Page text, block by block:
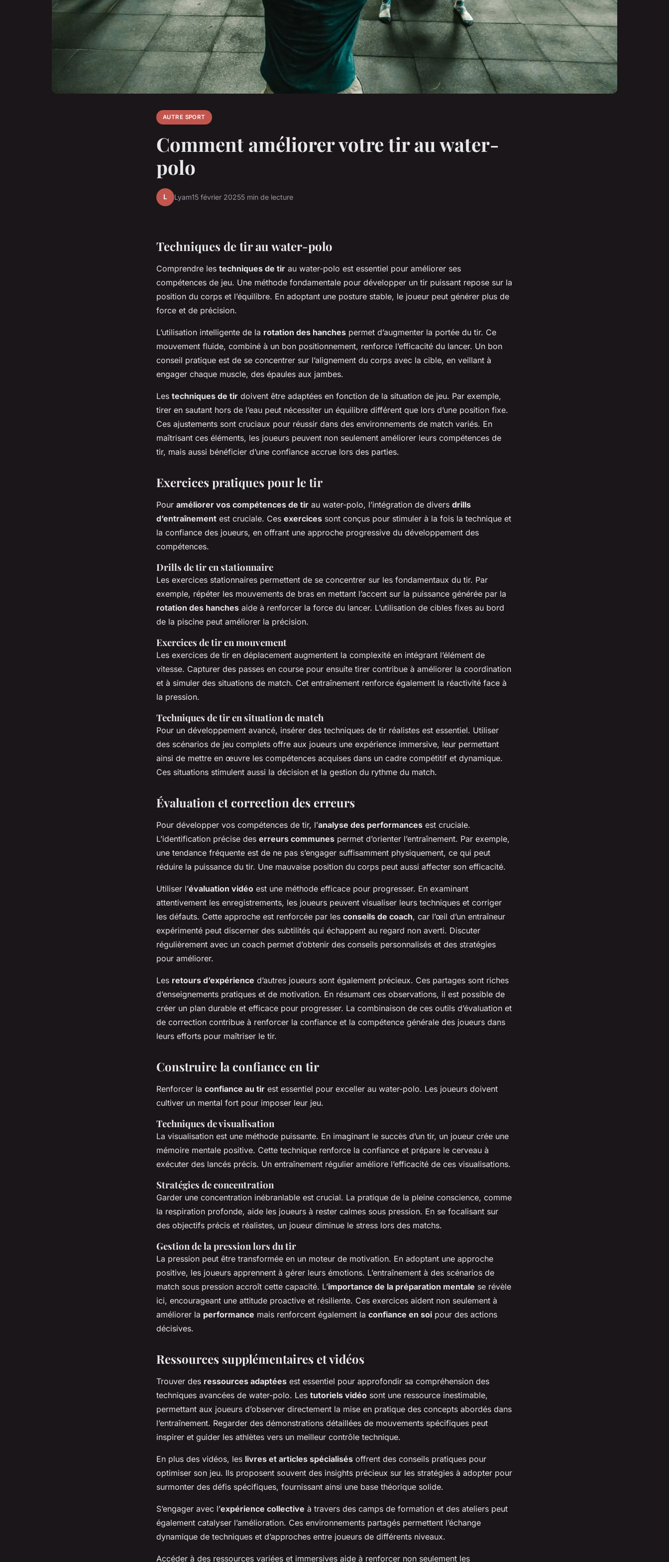
AUTRE SPORT
Comment améliorer votre tir au water-
polo
L Lyam15 février 20255 min de lecture
Techniques de tir au water-polo
Comprendre les techniques de tir au water-polo est essentiel pour améliorer ses
compétences de jeu. Une méthode fondamentale pour développer un tir puissant repose sur la
position du corps et l’équilibre. En adoptant une posture stable, le joueur peut générer plus de
force et de précision.
L’utilisation intelligente de la rotation des hanches permet d’augmenter la portée du tir. Ce
mouvement fluide, combiné à un bon positionnement, renforce l’efficacité du lancer. Un bon
conseil pratique est de se concentrer sur l’alignement du corps avec la cible, en veillant à
engager chaque muscle, des épaules aux jambes.
Les techniques de tir doivent être adaptées en fonction de la situation de jeu. Par exemple,
tirer en sautant hors de l’eau peut nécessiter un équilibre différent que lors d’une position fixe.
Ces ajustements sont cruciaux pour réussir dans des environnements de match variés. En
maîtrisant ces éléments, les joueurs peuvent non seulement améliorer leurs compétences de
tir, mais aussi bénéficier d’une confiance accrue lors des parties.
Exercices pratiques pour le tir
Pour améliorer vos compétences de tir au water-polo, l’intégration de divers drills
d’entraînement est cruciale. Ces exercices sont conçus pour stimuler à la fois la technique et
la confiance des joueurs, en offrant une approche progressive du développement des
compétences.
Drills de tir en stationnaire
Les exercices stationnaires permettent de se concentrer sur les fondamentaux du tir. Par
exemple, répéter les mouvements de bras en mettant l’accent sur la puissance générée par la
rotation des hanches aide à renforcer la force du lancer. L’utilisation de cibles fixes au bord
de la piscine peut améliorer la précision.
Exercices de tir en mouvement
Les exercices de tir en déplacement augmentent la complexité en intégrant l’élément de
vitesse. Capturer des passes en course pour ensuite tirer contribue à améliorer la coordination
et à simuler des situations de match. Cet entraînement renforce également la réactivité face à
la pression.
Techniques de tir en situation de match
Pour un développement avancé, insérer des techniques de tir réalistes est essentiel. Utiliser
des scénarios de jeu complets offre aux joueurs une expérience immersive, leur permettant
ainsi de mettre en œuvre les compétences acquises dans un cadre compétitif et dynamique.
Ces situations stimulent aussi la décision et la gestion du rythme du match.
Évaluation et correction des erreurs
Pour développer vos compétences de tir, l’analyse des performances est cruciale.
L’identification précise des erreurs communes permet d’orienter l’entraînement. Par exemple,
une tendance fréquente est de ne pas s’engager suffisamment physiquement, ce qui peut
réduire la puissance du tir. Une mauvaise position du corps peut aussi affecter son efficacité.
Utiliser l’évaluation vidéo est une méthode efficace pour progresser. En examinant
attentivement les enregistrements, les joueurs peuvent visualiser leurs techniques et corriger
les défauts. Cette approche est renforcée par les conseils de coach, car l’œil d’un entraîneur
expérimenté peut discerner des subtilités qui échappent au regard non averti. Discuter
régulièrement avec un coach permet d’obtenir des conseils personnalisés et des stratégies
pour améliorer.
Les retours d’expérience d’autres joueurs sont également précieux. Ces partages sont riches
d’enseignements pratiques et de motivation. En résumant ces observations, il est possible de
créer un plan durable et efficace pour progresser. La combinaison de ces outils d’évaluation et
de correction contribue à renforcer la confiance et la compétence générale des joueurs dans
leurs efforts pour maîtriser le tir.
Construire la confiance en tir
Renforcer la confiance au tir est essentiel pour exceller au water-polo. Les joueurs doivent
cultiver un mental fort pour imposer leur jeu.
Techniques de visualisation
La visualisation est une méthode puissante. En imaginant le succès d’un tir, un joueur crée une
mémoire mentale positive. Cette technique renforce la confiance et prépare le cerveau à
exécuter des lancés précis. Un entraînement régulier améliore l’efficacité de ces visualisations.
Stratégies de concentration
Garder une concentration inébranlable est crucial. La pratique de la pleine conscience, comme
la respiration profonde, aide les joueurs à rester calmes sous pression. En se focalisant sur
des objectifs précis et réalistes, un joueur diminue le stress lors des matchs.
Gestion de la pression lors du tir
La pression peut être transformée en un moteur de motivation. En adoptant une approche
positive, les joueurs apprennent à gérer leurs émotions. L’entraînement à des scénarios de
match sous pression accroît cette capacité. L’importance de la préparation mentale se révèle
ici, encourageant une attitude proactive et résiliente. Ces exercices aident non seulement à
améliorer la performance mais renforcent également la confiance en soi pour des actions
décisives.
Ressources supplémentaires et vidéos
Trouver des ressources adaptées est essentiel pour approfondir sa compréhension des
techniques avancées de water-polo. Les tutoriels vidéo sont une ressource inestimable,
permettant aux joueurs d’observer directement la mise en pratique des concepts abordés dans
l’entraînement. Regarder des démonstrations détaillées de mouvements spécifiques peut
inspirer et guider les athlètes vers un meilleur contrôle technique.
En plus des vidéos, les livres et articles spécialisés offrent des conseils pratiques pour
optimiser son jeu. Ils proposent souvent des insights précieux sur les stratégies à adopter pour
surmonter des défis spécifiques, fournissant ainsi une base théorique solide.
S’engager avec l’expérience collective à travers des camps de formation et des ateliers peut
également catalyser l’amélioration. Ces environnements partagés permettent l’échange
dynamique de techniques et d’approches entre joueurs de différents niveaux.
Accéder à des ressources variées et immersives aide à renforcer non seulement les